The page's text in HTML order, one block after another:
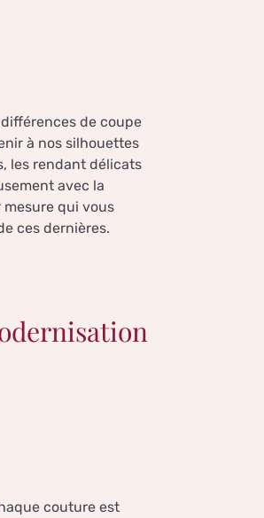
différences de coupe
à nos silhouettes
les rendant délicats
avec la
qui vous
ces dernières.
couture est